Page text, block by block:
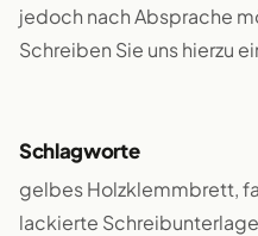
jedoch nach Absprache
Schreiben Sie uns hierzu
Schlagworte
gelbes Holzklemmbrett,
lackierte